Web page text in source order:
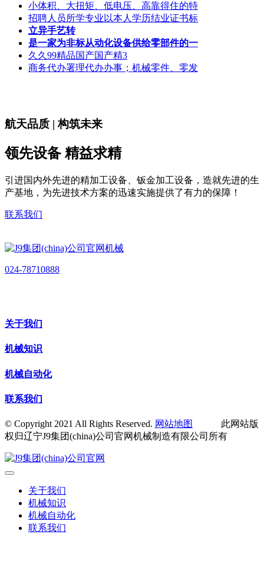
小体积、大扭矩、低电压、高靠得住的特
招聘人员所学专业以本人学历结业证书标
立异手艺转
是一家为非标从动化设备供给零部件的一
久久99精品国产国产精3
商务代办署理代办办事；机械零件、零发
航天品质 | 构筑未来
领先设备 精益求精
引进国内外先进的精加工设备、钣金加工设备，造就先进的生
产基地，为先进技术方案的迅速实施提供了有力的保障！
联系我们
024-78710888
关于我们
机械知识
机械自动化
联系我们
© Copyright 2021 All Rights Reserved. 网站地图
此网站版
权归辽宁J9集团(china)公司官网机械制造有限公司所有
关于我们
机械知识
机械自动化
联系我们